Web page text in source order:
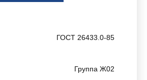
ГОСТ 26433.0-85
Группа Ж02